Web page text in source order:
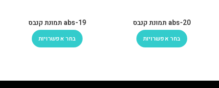
abs-20 תמונת קנבס
בחר אפשרויות
abs-19 תמונת קנבס
בחר אפשרויות